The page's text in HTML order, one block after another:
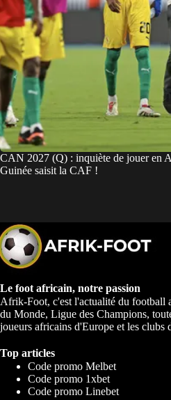
CAN 2027 (Q) : inquiète de jouer en
Guinée saisit la CAF !
Le foot africain, notre passion
Afrik-Foot, c'est l'actualité du football
du Monde, Ligue des Champions,
joueurs africains d'Europe et les clubs
Top articles
Code promo Melbet
Code promo 1xbet
Code promo Linebet